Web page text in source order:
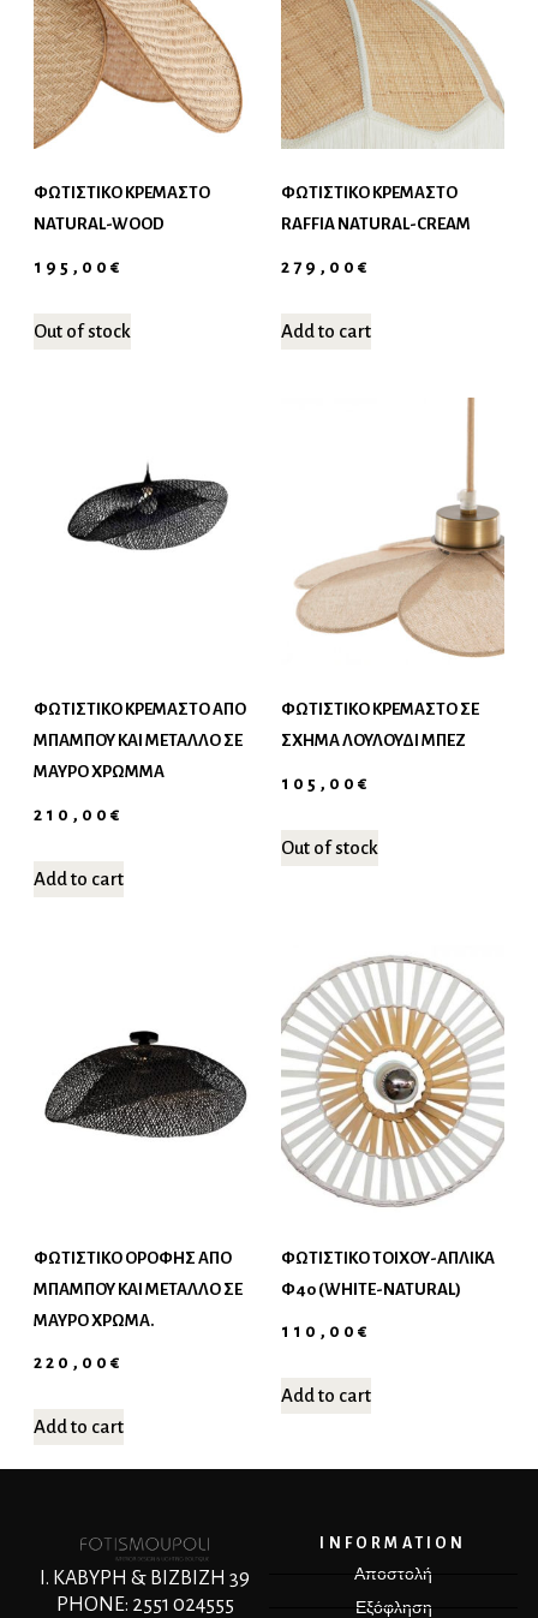
ΦΩΤΙΣΤΙΚΌ ΚΡΕΜΑΣΤΌ
NATURAL-WOOD
195,00€
Out of stock
ΦΩΤΙΣΤΙΚΌ ΚΡΕΜΑΣΤΌ
RAFFIA NATURAL-CREAM
279,00€
Add to cart
ΦΩΤΙΣΤΙΚΌ ΚΡΕΜΑΣΤΌ ΑΠΌ
ΜΠΑΜΠΟΎ ΚΑΙ ΜΈΤΑΛΛΟ ΣΕ
ΜΑΎΡΟ ΧΡΏΜΜΑ
210,00€
Add to cart
ΦΩΤΙΣΤΙΚΌ ΚΡΕΜΑΣΤΌ ΣΕ
ΣΧΉΜΑ ΛΟΥΛΟΎΔΙ ΜΠΕΖ
105,00€
Out of stock
ΦΩΤΙΣΤΙΚΌ ΟΡΟΦΉΣ ΑΠΌ
ΜΠΑΜΠΟΎ ΚΑΙ ΜΈΤΑΛΛΟ ΣΕ
ΜΑΎΡΟ ΧΡΏΜΑ.
220,00€
Add to cart
ΦΩΤΙΣΤΙΚΌ ΤΟΊΧΟΥ-ΑΠΛΊΚΑ
Φ40 (WHITE-NATURAL)
110,00€
Add to cart
Ι. ΚΑΒΥΡΗ & ΒΙΖΒΙΖΗ 39
PHONE: 2551 024555
INFORMATION
Αποστολή
Εξόφληση